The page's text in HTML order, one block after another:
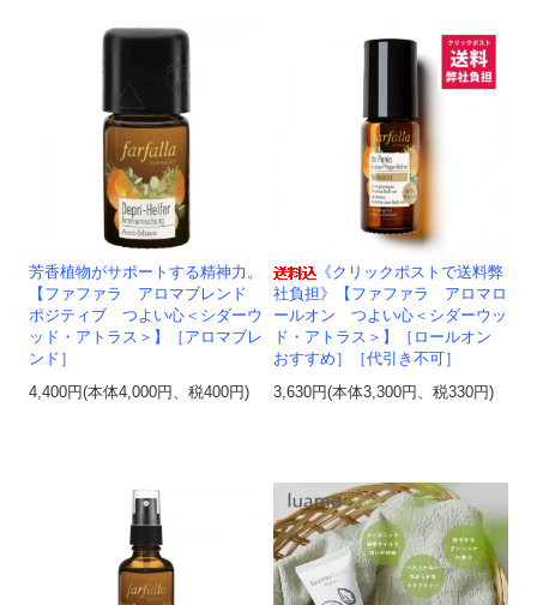
芳香植物がサポートする精神力。
【ファファラ アロマブレンド
ポジティブ つよい心＜シダーウ
ッド・アトラス＞】［アロマブレ
ンド］
4,400円(本体4,000円、税400円)
《クリックポストで送料弊
社負担》【ファファラ アロマロ
ールオン つよい心＜シダーウッ
ド・アトラス＞】［ロールオン
おすすめ］［代引き不可］
3,630円(本体3,300円、税330円)